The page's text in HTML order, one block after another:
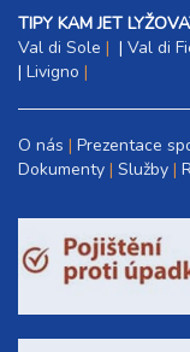
TIPY KAM JET
Val di Sole
| Val di
| Livigno
O nás Prezentace
Dokumenty Služby